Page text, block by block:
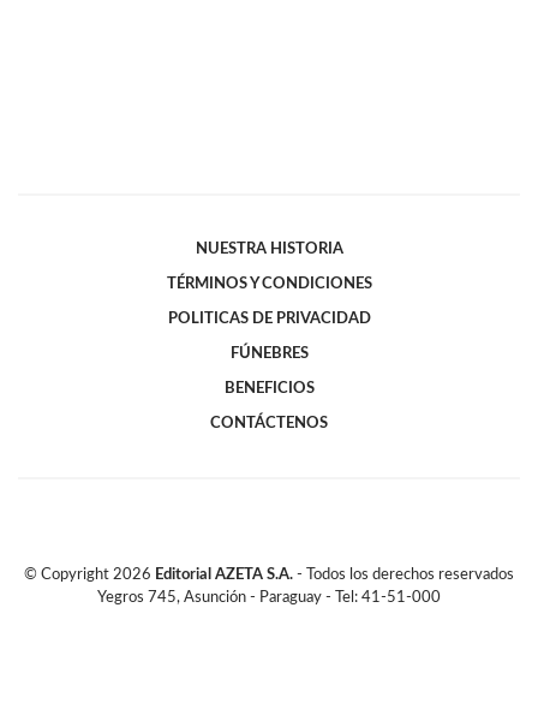
NUESTRA HISTORIA
TÉRMINOS Y CONDICIONES
POLITICAS DE PRIVACIDAD
FÚNEBRES
BENEFICIOS
CONTÁCTENOS
© Copyright 2026 Editorial AZETA S.A. - Todos los derechos reservados
Yegros 745, Asunción - Paraguay - Tel: 41-51-000